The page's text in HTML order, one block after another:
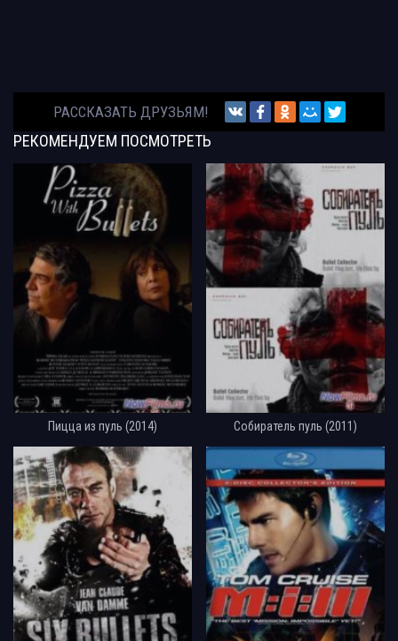
РАССКАЗАТЬ ДРУЗЬЯМ!
РЕКОМЕНДУЕМ ПОСМОТРЕТЬ
Пицца из пуль (2014) Собиратель пуль (2011)